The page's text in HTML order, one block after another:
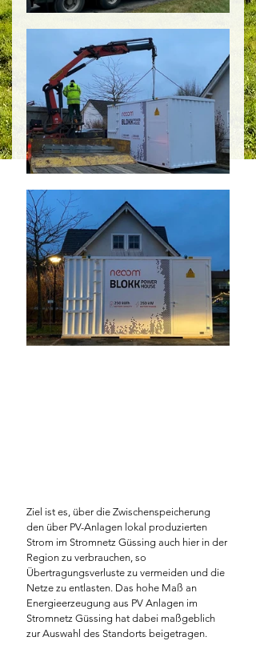
Ziel ist es, über die Zwischenspeicherung
den über PV-Anlagen lokal produzierten
Strom im Stromnetz Güssing auch hier in der
Region zu verbrauchen, so
Übertragungsverluste zu vermeiden und die
Netze zu entlasten. Das hohe Maß an
Energieerzeugung aus PV Anlagen im
Stromnetz Güssing hat dabei maßgeblich
zur Auswahl des Standorts beigetragen.